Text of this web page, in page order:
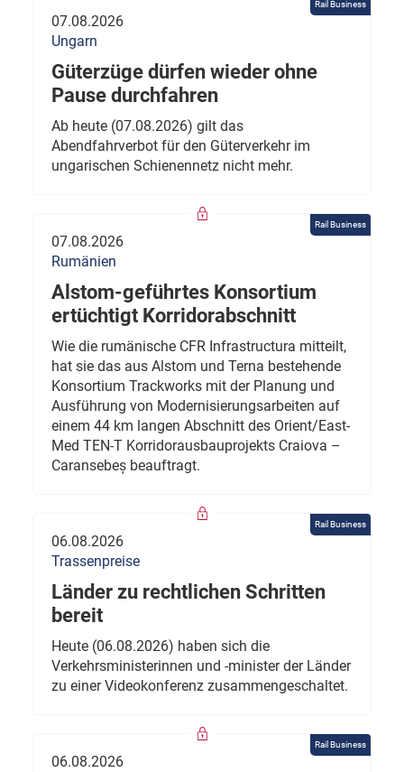
Rail Business
07.08.2026
Ungarn
Güterzüge dürfen wieder ohne
Pause durchfahren
Ab heute (07.08.2026) gilt das
Abendfahrverbot für den Güterverkehr im
ungarischen Schienennetz nicht mehr.
Rail Business
07.08.2026
Rumänien
Alstom-geführtes Konsortium
ertüchtigt Korridorabschnitt
Wie die rumänische CFR Infrastructura mitteilt,
hat sie das aus Alstom und Terna bestehende
Konsortium Trackworks mit der Planung und
Ausführung von Modernisierungsarbeiten auf
einem 44 km langen Abschnitt des Orient/East-
Med TEN-T Korridorausbauprojekts Craiova –
Caransebeș beauftragt.
Rail Business
06.08.2026
Trassenpreise
Länder zu rechtlichen Schritten
bereit
Heute (06.08.2026) haben sich die
Verkehrsministerinnen und -minister der Länder
zu einer Videokonferenz zusammengeschaltet.
Rail Business
06.08.2026